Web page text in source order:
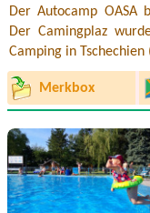
Der Autocamp OASA
Der Camingplaz
Camping in Tschechien
Merkbox